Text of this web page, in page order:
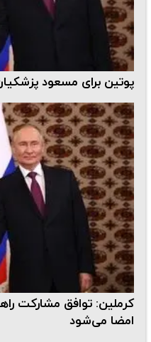
پوتین برای مسعود
کرملین: توافق مشارکت
امضا می‌شود